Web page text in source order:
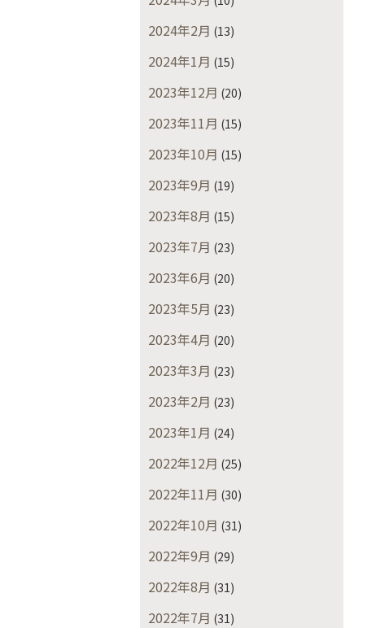
2024年2月 (13)
2024年1月 (15)
2023年12月 (20)
2023年11月 (15)
2023年10月 (15)
2023年9月 (19)
2023年8月 (15)
2023年7月 (23)
2023年6月 (20)
2023年5月 (23)
2023年4月 (20)
2023年3月 (23)
2023年2月 (23)
2023年1月 (24)
2022年12月 (25)
2022年11月 (30)
2022年10月 (31)
2022年9月 (29)
2022年8月 (31)
2022年7月 (31)